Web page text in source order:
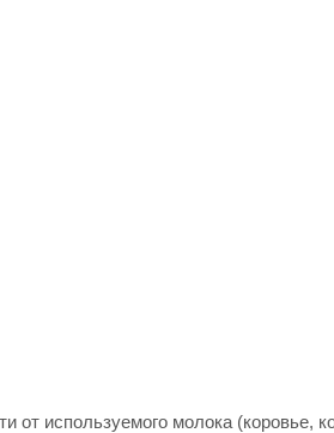
используемого молока (коровье,